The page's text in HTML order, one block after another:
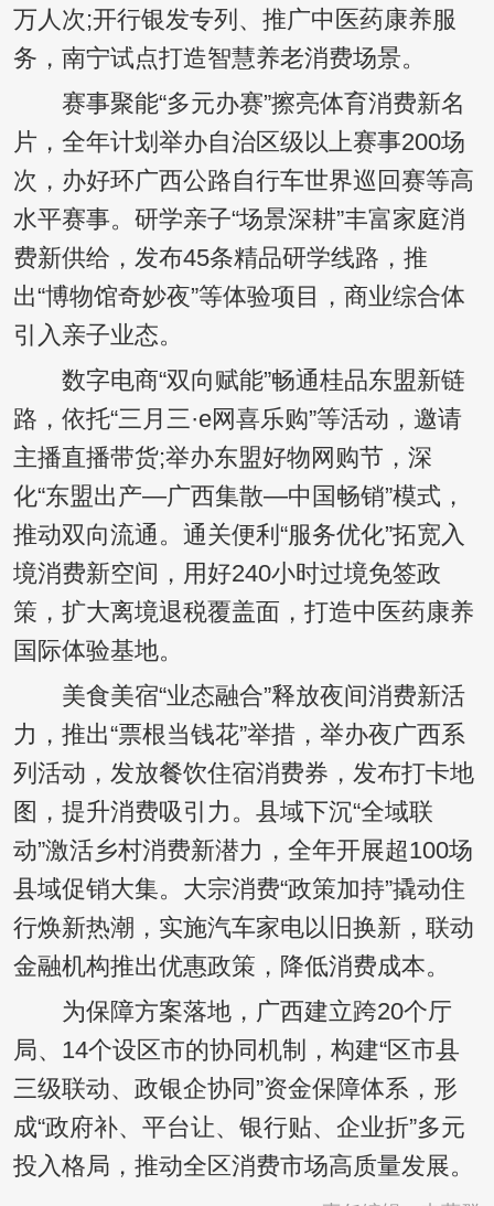
万人次;开行银发专列、推广中医药康养服
务，南宁试点打造智慧养老消费场景。
赛事聚能“多元办赛”擦亮体育消费新名
片，全年计划举办自治区级以上赛事200场
次，办好环广西公路自行车世界巡回赛等高
水平赛事。研学亲子“场景深耕”丰富家庭消
费新供给，发布45条精品研学线路，推
出“博物馆奇妙夜”等体验项目，商业综合体
引入亲子业态。
数字电商“双向赋能”畅通桂品东盟新链
路，依托“三月三·e网喜乐购”等活动，邀请
主播直播带货;举办东盟好物网购节，深
化“东盟出产—广西集散—中国畅销”模式，
推动双向流通。通关便利“服务优化”拓宽入
境消费新空间，用好240小时过境免签政
策，扩大离境退税覆盖面，打造中医药康养
国际体验基地。
美食美宿“业态融合”释放夜间消费新活
力，推出“票根当钱花”举措，举办夜广西系
列活动，发放餐饮住宿消费券，发布打卡地
图，提升消费吸引力。县域下沉“全域联
动”激活乡村消费新潜力，全年开展超100场
县域促销大集。大宗消费“政策加持”撬动住
行焕新热潮，实施汽车家电以旧换新，联动
金融机构推出优惠政策，降低消费成本。
为保障方案落地，广西建立跨20个厅
局、14个设区市的协同机制，构建“区市县
三级联动、政银企协同”资金保障体系，形
成“政府补、平台让、银行贴、企业折”多元
投入格局，推动全区消费市场高质量发展。